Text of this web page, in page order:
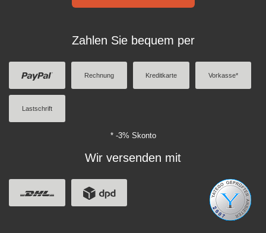
Zahlen Sie bequem per
Rechnung Kreditkarte Vorkasse*
Lastschrift
* -3% Skonto
Wir versenden mit